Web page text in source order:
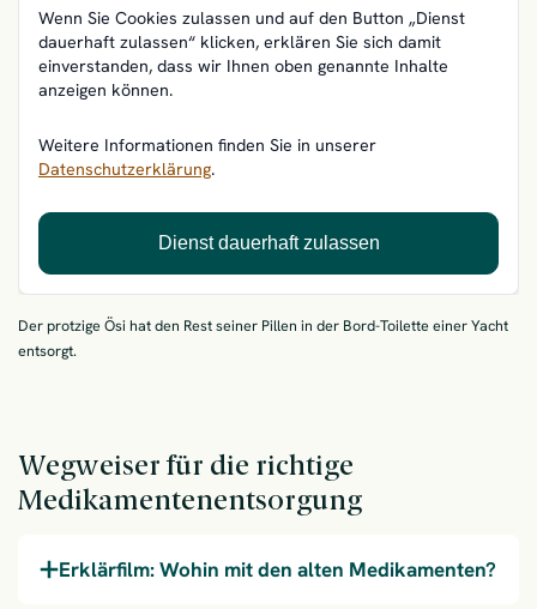
Wenn Sie Cookies zulassen und auf den Button „Dienst
dauerhaft zulassen“ klicken, erklären Sie sich damit
einverstanden, dass wir Ihnen oben genannte Inhalte
anzeigen können.
Weitere Informationen finden Sie in unserer
Datenschutzerklärung.
Dienst dauerhaft zulassen
Der protzige Ösi hat den Rest seiner Pillen in der Bord-Toilette einer Yacht
entsorgt.
Wegweiser für die richtige
Medikamenten­entsorgung
Erklärfilm: Wohin mit den alten Medikamenten?